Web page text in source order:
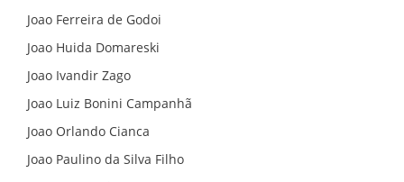
Joao Ferreira de Godoi
Joao Huida Domareski
Joao Ivandir Zago
Joao Luiz Bonini Campanhã
Joao Orlando Cianca
Joao Paulino da Silva Filho